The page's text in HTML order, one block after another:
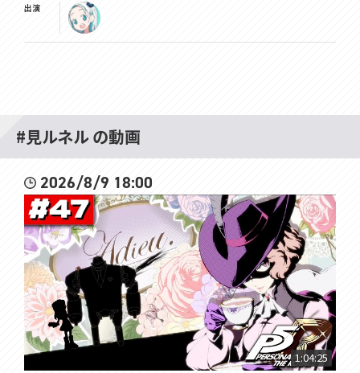
出演
#見ルネル の動画
2026/8/9 18:00
1:04:25